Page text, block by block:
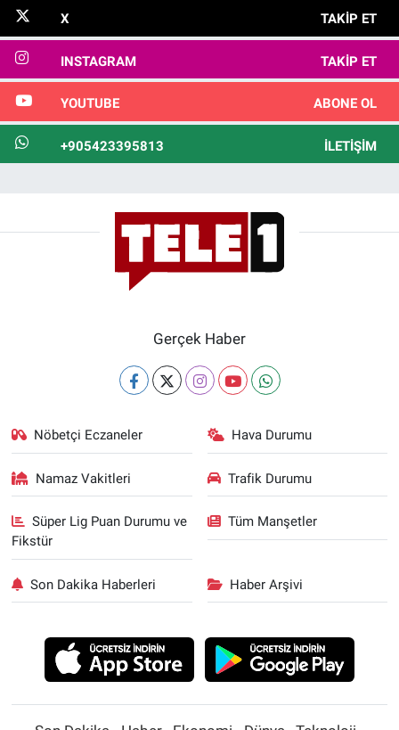
X TAKIP ET
INSTAGRAM TAKIP ET
YOUTUBE ABONE OL
+905423395813 İLETIŞIM
Gerçek Haber
Nöbetçi Eczaneler Hava Durumu
Namaz Vakitleri Trafik Durumu
Süper Lig Puan Durumu ve
Fikstür
Tüm Manşetler
Son Dakika Haberleri Haber Arşivi